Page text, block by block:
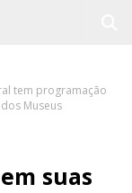
tem programação
Museus
suas